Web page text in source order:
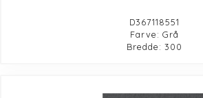
D367118551
Farve: Grå
Bredde: 300